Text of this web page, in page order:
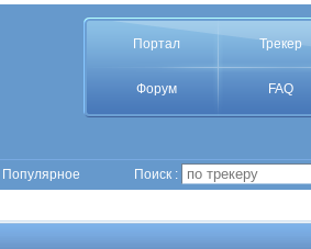
Портал Трекер
Форум FAQ
Популярное Поиск :